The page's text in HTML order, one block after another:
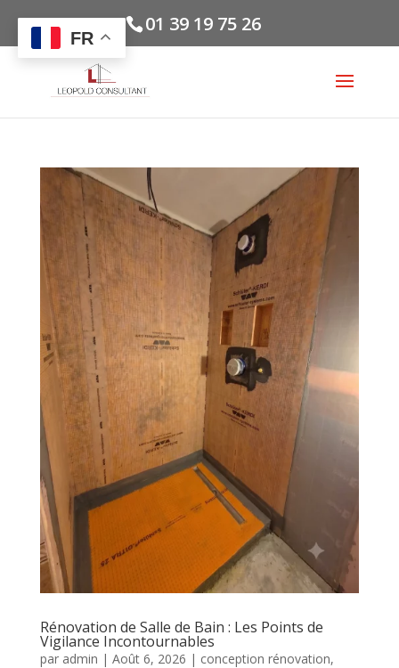
01 39 19 75 26
Rénovation de Salle de Bain : Les Points de
Vigilance Incontournables
par admin | Août 6, 2026 | conception rénovation,
FR